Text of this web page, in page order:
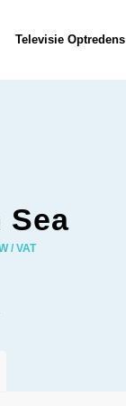
Televisie Optredens
Sea
/ VAT